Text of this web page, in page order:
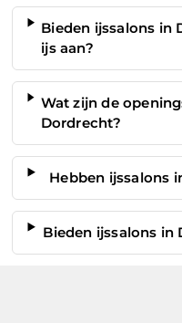
Bieden ijssalons in
ijs aan?
Wat zijn de
Dordrecht?
Hebben ijssalons
Bieden ijssalons in